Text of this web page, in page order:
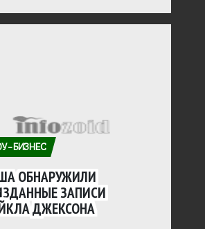
БИЗНЕС
ОБНАРУЖИЛИ
ЗАПИСИ
ДЖЕКСОНА